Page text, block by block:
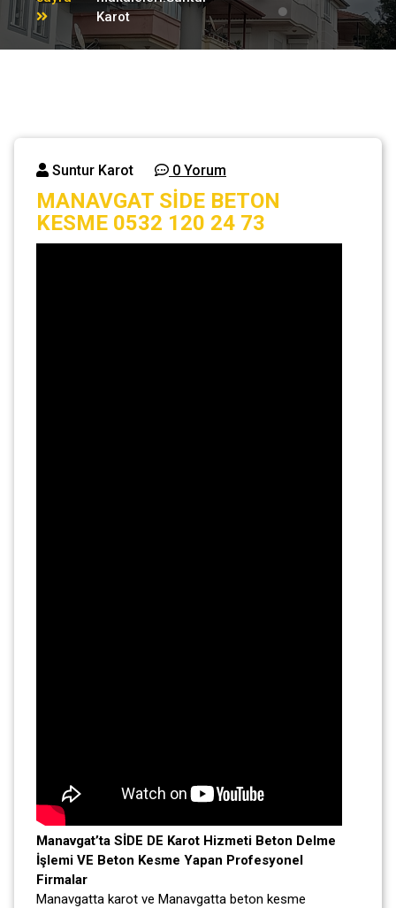
Karot
Suntur Karot 0 Yorum
MANAVGAT SİDE BETON
KESME 0532 120 24 73
Manavgat’ta SİDE DE Karot Hizmeti Beton Delme
İşlemi VE Beton Kesme Yapan Profesyonel
Firmalar
Manavgatta karot ve Manavgatta beton kesme